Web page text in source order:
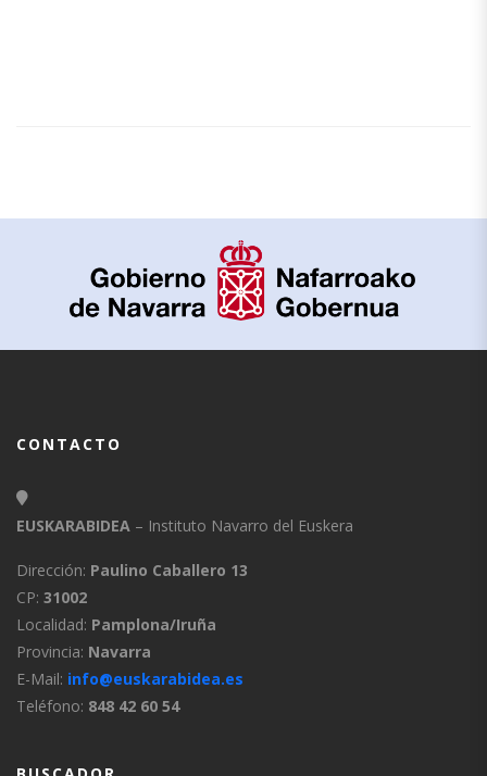
CONTACTO
EUSKARABIDEA – Instituto Navarro del Euskera
Dirección: Paulino Caballero 13
CP: 31002
Localidad: Pamplona/Iruña
Provincia: Navarra
E-Mail: info@euskarabidea.es
Teléfono: 848 42 60 54